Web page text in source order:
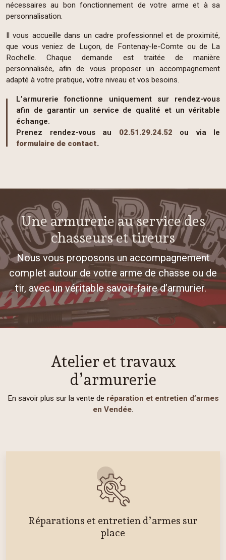
nécessaires au bon fonctionnement de votre arme et à sa
personnalisation.
Il vous accueille dans un cadre professionnel et de proximité,
que vous veniez de Luçon, de Fontenay-le-Comte ou de La
Rochelle. Chaque demande est traitée de manière
personnalisée, afin de vous proposer un accompagnement
adapté à votre pratique, votre niveau et vos besoins.
L’armurerie fonctionne uniquement sur rendez-vous
afin de garantir un service de qualité et un véritable
échange.
Prenez rendez-vous au
02.51.29.24.52 ou via le
formulaire de contact.
Une armurerie au service des
chasseurs et tireurs
Nous vous proposons un accompagnement
complet autour de votre arme de chasse ou de
tir, avec un véritable savoir-faire d’armurier.
Atelier et travaux
d’armurerie
En savoir plus sur la vente de réparation et entretien d’armes
en Vendée.
Réparations et entretien d’armes sur
place